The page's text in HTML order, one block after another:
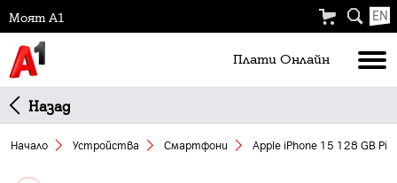
Моят А1 EN
Плати Oнлайн
Назад
Начало Устройства Смартфони Apple iPhone 15 128 GB